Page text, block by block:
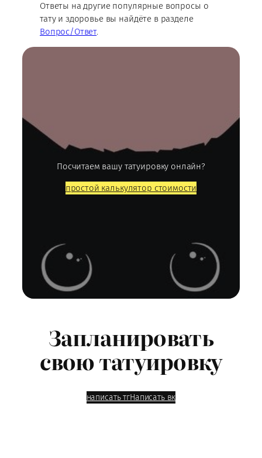
Ответы на другие популярные вопросы о
тату и здоровье вы найдёте в разделе
Вопрос/Ответ.
Посчитаем вашу татуировку онлайн?
простой калькулятор стоимости
Запланировать
свою татуировку
написать тгНаписать вк